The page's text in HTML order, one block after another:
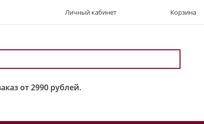
Личный кабинет Корзина
от 2990 рублей.